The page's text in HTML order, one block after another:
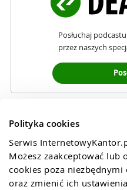
Polityka cookies
Serwis
Możesz zaakceptować lub
cookies poza
oraz zmienić ich
Posłuchaj
przez naszych